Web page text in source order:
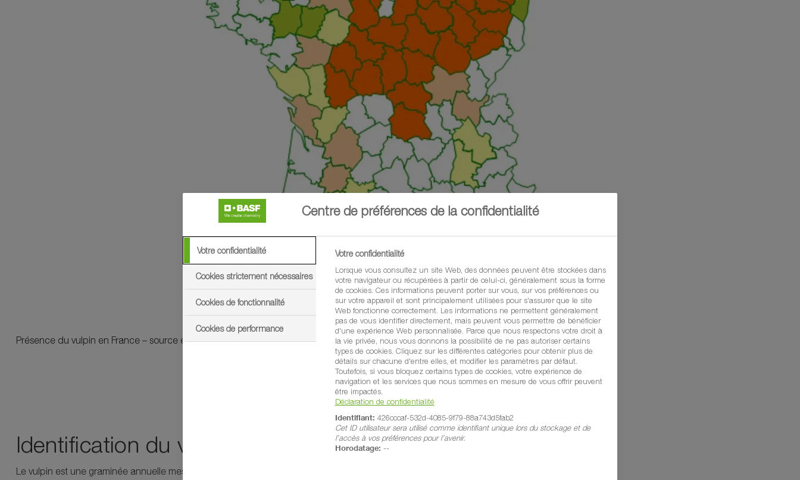
Présence du vulpin en France – source enquête AdQuation
Identification du vulpin
Le vulpin est une graminée annuelle mesurant de 30 à 80 cm à maturité. Il se reconnaît
Centre de préférences de la confidentialité
Votre confidentialité
Cookies strictement nécessaires
Cookies de fonctionnalité
Cookies de performance
Votre confidentialité
Lorsque vous consultez un site Web, des données peuvent être stockées dans
votre navigateur ou récupérées à partir de celui-ci, généralement sous la forme
de cookies. Ces informations peuvent porter sur vous, sur vos préférences ou
sur votre appareil et sont principalement utilisées pour s'assurer que le site
Web fonctionne correctement. Les informations ne permettent généralement
pas de vous identifier directement, mais peuvent vous permettre de bénéficier
d'une expérience Web personnalisée. Parce que nous respectons votre droit à
la vie privée, nous vous donnons la possibilité de ne pas autoriser certains
types de cookies. Cliquez sur les différentes catégories pour obtenir plus de
détails sur chacune d'entre elles, et modifier les paramètres par défaut.
Toutefois, si vous bloquez certains types de cookies, votre expérience de
navigation et les services que nous sommes en mesure de vous offrir peuvent
être impactés.
Déclaration de confidentialité
Identifiant: 426cccaf-532d-4085-9f79-88a743d5fab2
Cet ID utilisateur sera utilisé comme identifiant unique lors du stockage et de
l’accès à vos préférences pour l’avenir.
Horodatage: --